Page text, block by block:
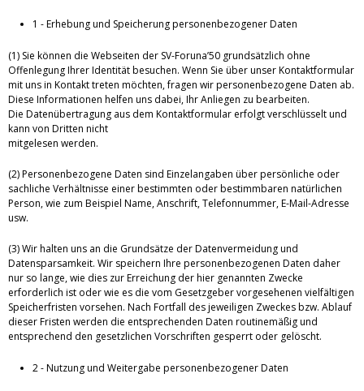
1 - Erhebung und Speicherung personenbezogener Daten
(1) Sie können die Webseiten der SV-Foruna’50 grundsätzlich ohne
Offenlegung Ihrer Identität besuchen. Wenn Sie über unser Kontaktformular
mit uns in Kontakt treten möchten, fragen wir personenbezogene Daten ab.
Diese Informationen helfen uns dabei, Ihr Anliegen zu bearbeiten.
Die Datenübertragung aus dem Kontaktformular erfolgt verschlüsselt und
kann von Dritten nicht
mitgelesen werden.
(2) Personenbezogene Daten sind Einzelangaben über persönliche oder
sachliche Verhältnisse einer bestimmten oder bestimmbaren natürlichen
Person, wie zum Beispiel Name, Anschrift, Telefonnummer, E-Mail-Adresse
usw.
(3) Wir halten uns an die Grundsätze der Datenvermeidung und
Datensparsamkeit. Wir speichern Ihre personenbezogenen Daten daher
nur so lange, wie dies zur Erreichung der hier genannten Zwecke
erforderlich ist oder wie es die vom Gesetzgeber vorgesehenen vielfältigen
Speicherfristen vorsehen. Nach Fortfall des jeweiligen Zweckes bzw. Ablauf
dieser Fristen werden die entsprechenden Daten routinemäßig und
entsprechend den gesetzlichen Vorschriften gesperrt oder gelöscht.
2 - Nutzung und Weitergabe personenbezogener Daten